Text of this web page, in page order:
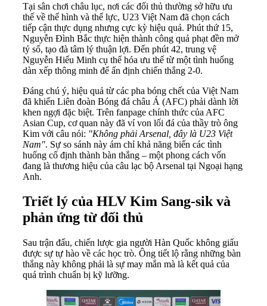
Tại sân chơi châu lục, nơi các đối thủ thường sở hữu ưu
thế về thể hình và thể lực, U23 Việt Nam đã chọn cách
tiếp cận thực dụng nhưng cực kỳ hiệu quả. Phút thứ 15,
Nguyễn Đình Bắc thực hiện thành công quả phạt đền mở
tỷ số, tạo đà tâm lý thuận lợi. Đến phút 42, trung vệ
Nguyễn Hiểu Minh cụ thể hóa ưu thế từ một tình huống
dàn xếp thông minh để ấn định chiến thắng 2-0.
Đáng chú ý, hiệu quả từ các pha bóng chết của Việt Nam
đã khiến Liên đoàn Bóng đá châu Á (AFC) phải dành lời
khen ngợi đặc biệt. Trên fanpage chính thức của AFC
Asian Cup, cơ quan này đã ví von lối đá của thầy trò ông
Kim với câu nói: "Không phải Arsenal, đây là U23 Việt
Nam". Sự so sánh này ám chỉ khả năng biến các tình
huống cố định thành bàn thắng – một phong cách vốn
đang là thương hiệu của câu lạc bộ Arsenal tại Ngoại hạng
Anh.
Triết lý của HLV Kim Sang-sik và
phản ứng từ đối thủ
Sau trận đấu, chiến lược gia người Hàn Quốc không giấu
được sự tự hào về các học trò. Ông tiết lộ rằng những bàn
thắng này không phải là sự may mắn mà là kết quả của
quá trình chuẩn bị kỹ lưỡng.